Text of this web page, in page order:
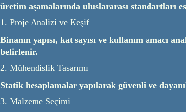
üretim aşamalarında uluslararası standartları
1. Proje Analizi ve Keşif
Binanın yapısı, kat sayısı ve kullanım amacı
belirlenir.
2. Mühendislik Tasarımı
Statik hesaplamalar yapılarak güvenli ve
3. Malzeme Seçimi